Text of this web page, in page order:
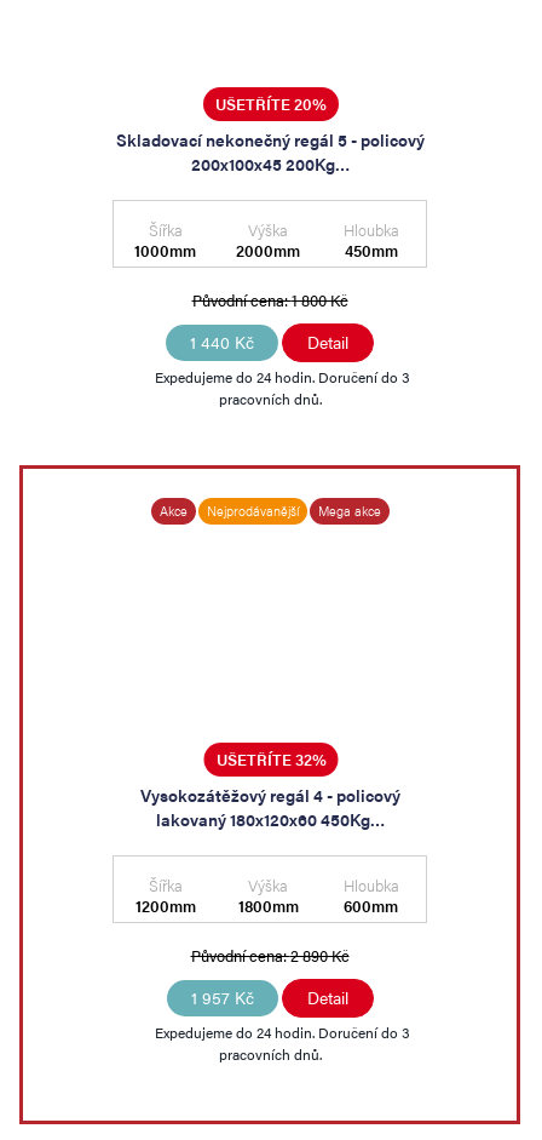
UŠETŘÍTE 20%
Skladovací nekonečný regál 5 - policový
200x100x45 200Kg…
Šířka
1000mm
Výška
2000mm
Hloubka
450mm
Původní cena:1 800 Kč
1 440 Kč Detail
Expedujeme do 24 hodin. Doručení do 3
pracovních dnů.
Akce Nejprodávanější Mega akce
UŠETŘÍTE 32%
Vysokozátěžový regál 4 - policový
lakovaný 180x120x60 450Kg…
Šířka
1200mm
Výška
1800mm
Hloubka
600mm
Původní cena:2 890 Kč
1 957 Kč Detail
Expedujeme do 24 hodin. Doručení do 3
pracovních dnů.